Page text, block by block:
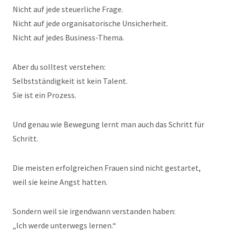
Nicht auf jede steuerliche Frage.
Nicht auf jede organisatorische Unsicherheit.
Nicht auf jedes Business-Thema.
Aber du solltest verstehen:
Selbstständigkeit ist kein Talent.
Sie ist ein Prozess.
Und genau wie Bewegung lernt man auch das Schritt für
Schritt.
Die meisten erfolgreichen Frauen sind nicht gestartet,
weil sie keine Angst hatten.
Sondern weil sie irgendwann verstanden haben:
„Ich werde unterwegs lernen.“